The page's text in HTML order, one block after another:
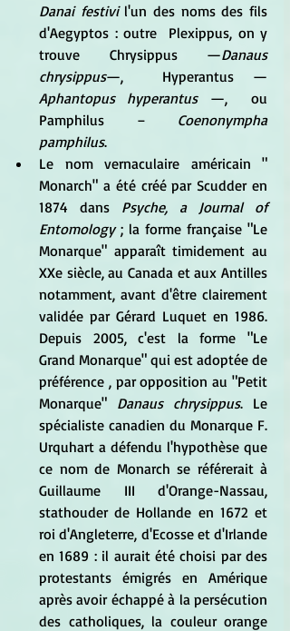
Danai festivi l'un des noms des fils
d'Aegyptos : outre  Plexippus, on y
trouve Chrysippus —Danaus
chrysippus
Aphantopus hyperantus —,  ou
Pamphilus – Coenonympha
pamphilus.
Le nom vernaculaire américain "
Monarch" a été créé par Scudder en
1874 dans Psyche, a Journal of
Entomology ; la forme française "Le
Monarque" apparaît timidement au
XXe siècle, au Canada et aux Antilles
notamment, avant d'être clairement
validée par Gérard Luquet en 1986.
Depuis 2005, c'est la forme "Le
Grand Monarque" qui est adoptée de
préférence , par opposition au "Petit
Monarque" Danaus chrysippus. Le
spécialiste canadien du Monarque F.
Urquhart a défendu l'hypothèse que
ce nom de Monarch se référerait à
Guillaume III d'Orange-Nassau,
stathouder de Hollande en 1672 et
roi d'Angleterre, d'Ecosse et d'Irlande
en 1689 : il aurait été choisi par des
protestants émigrés en Amérique
après avoir échappé à la persécution
des catholiques, la couleur orange